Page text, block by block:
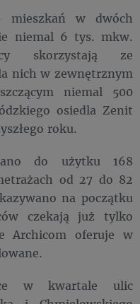
mieszkań w dwóch
niemal 6 tys. mkw.
skorzystają ze
nich w zewnętrznym
niemal 500
osiedla Zenit
roku.
do użytku 168
od 27 do 82
na początku
czekają już tylko
Archicom oferuje w
w kwartale ulic